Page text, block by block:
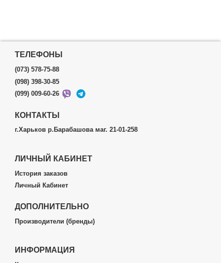
ТЕЛЕФОНЫ
(073) 578-75-88
(098) 398-30-85
(099) 009-60-26
КОНТАКТЫ
г.Харьков р.Барабашова маг. 21-01-258
ЛИЧНЫЙ КАБИНЕТ
История заказов
Личный Кабинет
ДОПОЛНИТЕЛЬНО
Производители (бренды)
ИНФОРМАЦИЯ